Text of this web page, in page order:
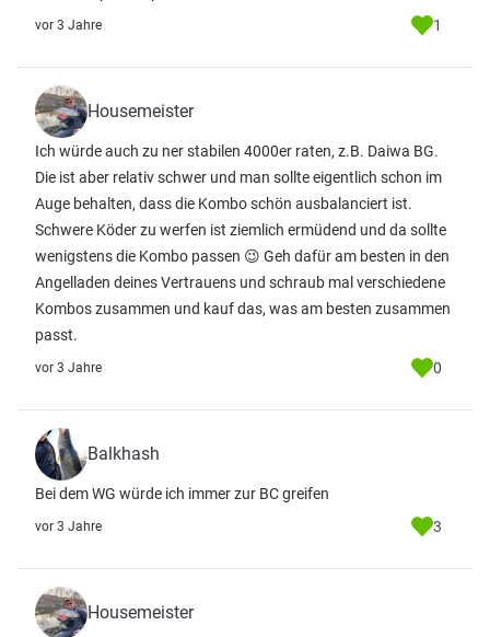
vor 3 Jahre 1
Housemeister
Ich würde auch zu ner stabilen 4000er raten, z.B. Daiwa BG.
Die ist aber relativ schwer und man sollte eigentlich schon im
Auge behalten, dass die Kombo schön ausbalanciert ist.
Schwere Köder zu werfen ist ziemlich ermüdend und da sollte
wenigstens die Kombo passen 😉 Geh dafür am besten in den
Angelladen deines Vertrauens und schraub mal verschiedene
Kombos zusammen und kauf das, was am besten zusammen
passt.
vor 3 Jahre 0
Balkhash
Bei dem WG würde ich immer zur BC greifen
vor 3 Jahre 3
Housemeister